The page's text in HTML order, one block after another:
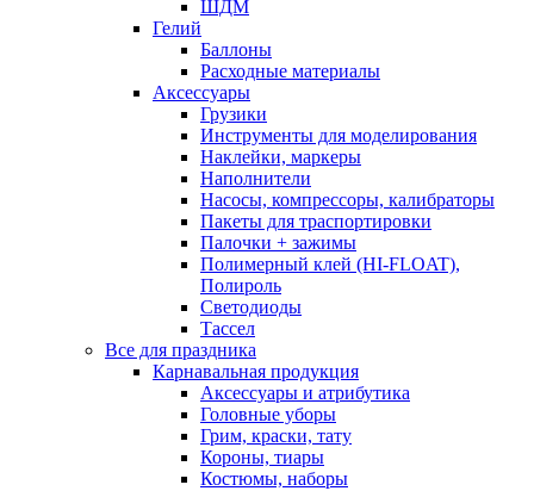
ШДМ
Гелий
Баллоны
Расходные материалы
Аксессуары
Грузики
Инструменты для моделирования
Наклейки, маркеры
Наполнители
Насосы, компрессоры, калибраторы
Пакеты для траспортировки
Палочки + зажимы
Полимерный клей (HI-FLOAT),
Полироль
Светодиоды
Тассел
Все для праздника
Карнавальная продукция
Аксессуары и атрибутика
Головные уборы
Грим, краски, тату
Короны, тиары
Костюмы, наборы